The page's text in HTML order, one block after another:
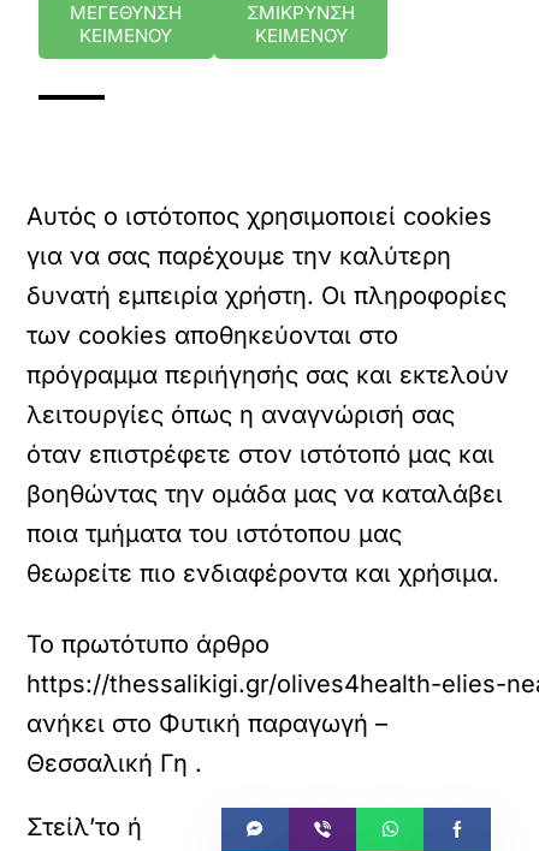
ΜΕΓΕΘΥΝΣΗ
ΚΕΙΜΕΝΟΥ
ΣΜΙΚΡΥΝΣΗ
ΚΕΙΜΕΝΟΥ
Αυτός ο ιστότοπος χρησιμοποιεί cookies
για να σας παρέχουμε την καλύτερη
δυνατή εμπειρία χρήστη. Οι πληροφορίες
των cookies αποθηκεύονται στο
πρόγραμμα περιήγησής σας και εκτελούν
λειτουργίες όπως η αναγνώρισή σας
όταν επιστρέφετε στον ιστότοπό μας και
βοηθώντας την ομάδα μας να καταλάβει
ποια τμήματα του ιστότοπου μας
θεωρείτε πιο ενδιαφέροντα και χρήσιμα.
Το πρωτότυπο άρθρο
https://thessalikigi.gr/olives4health-elies-
ανήκει στο Φυτική παραγωγή –
Θεσσαλική Γη .